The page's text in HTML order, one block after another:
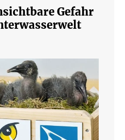
Gefahr